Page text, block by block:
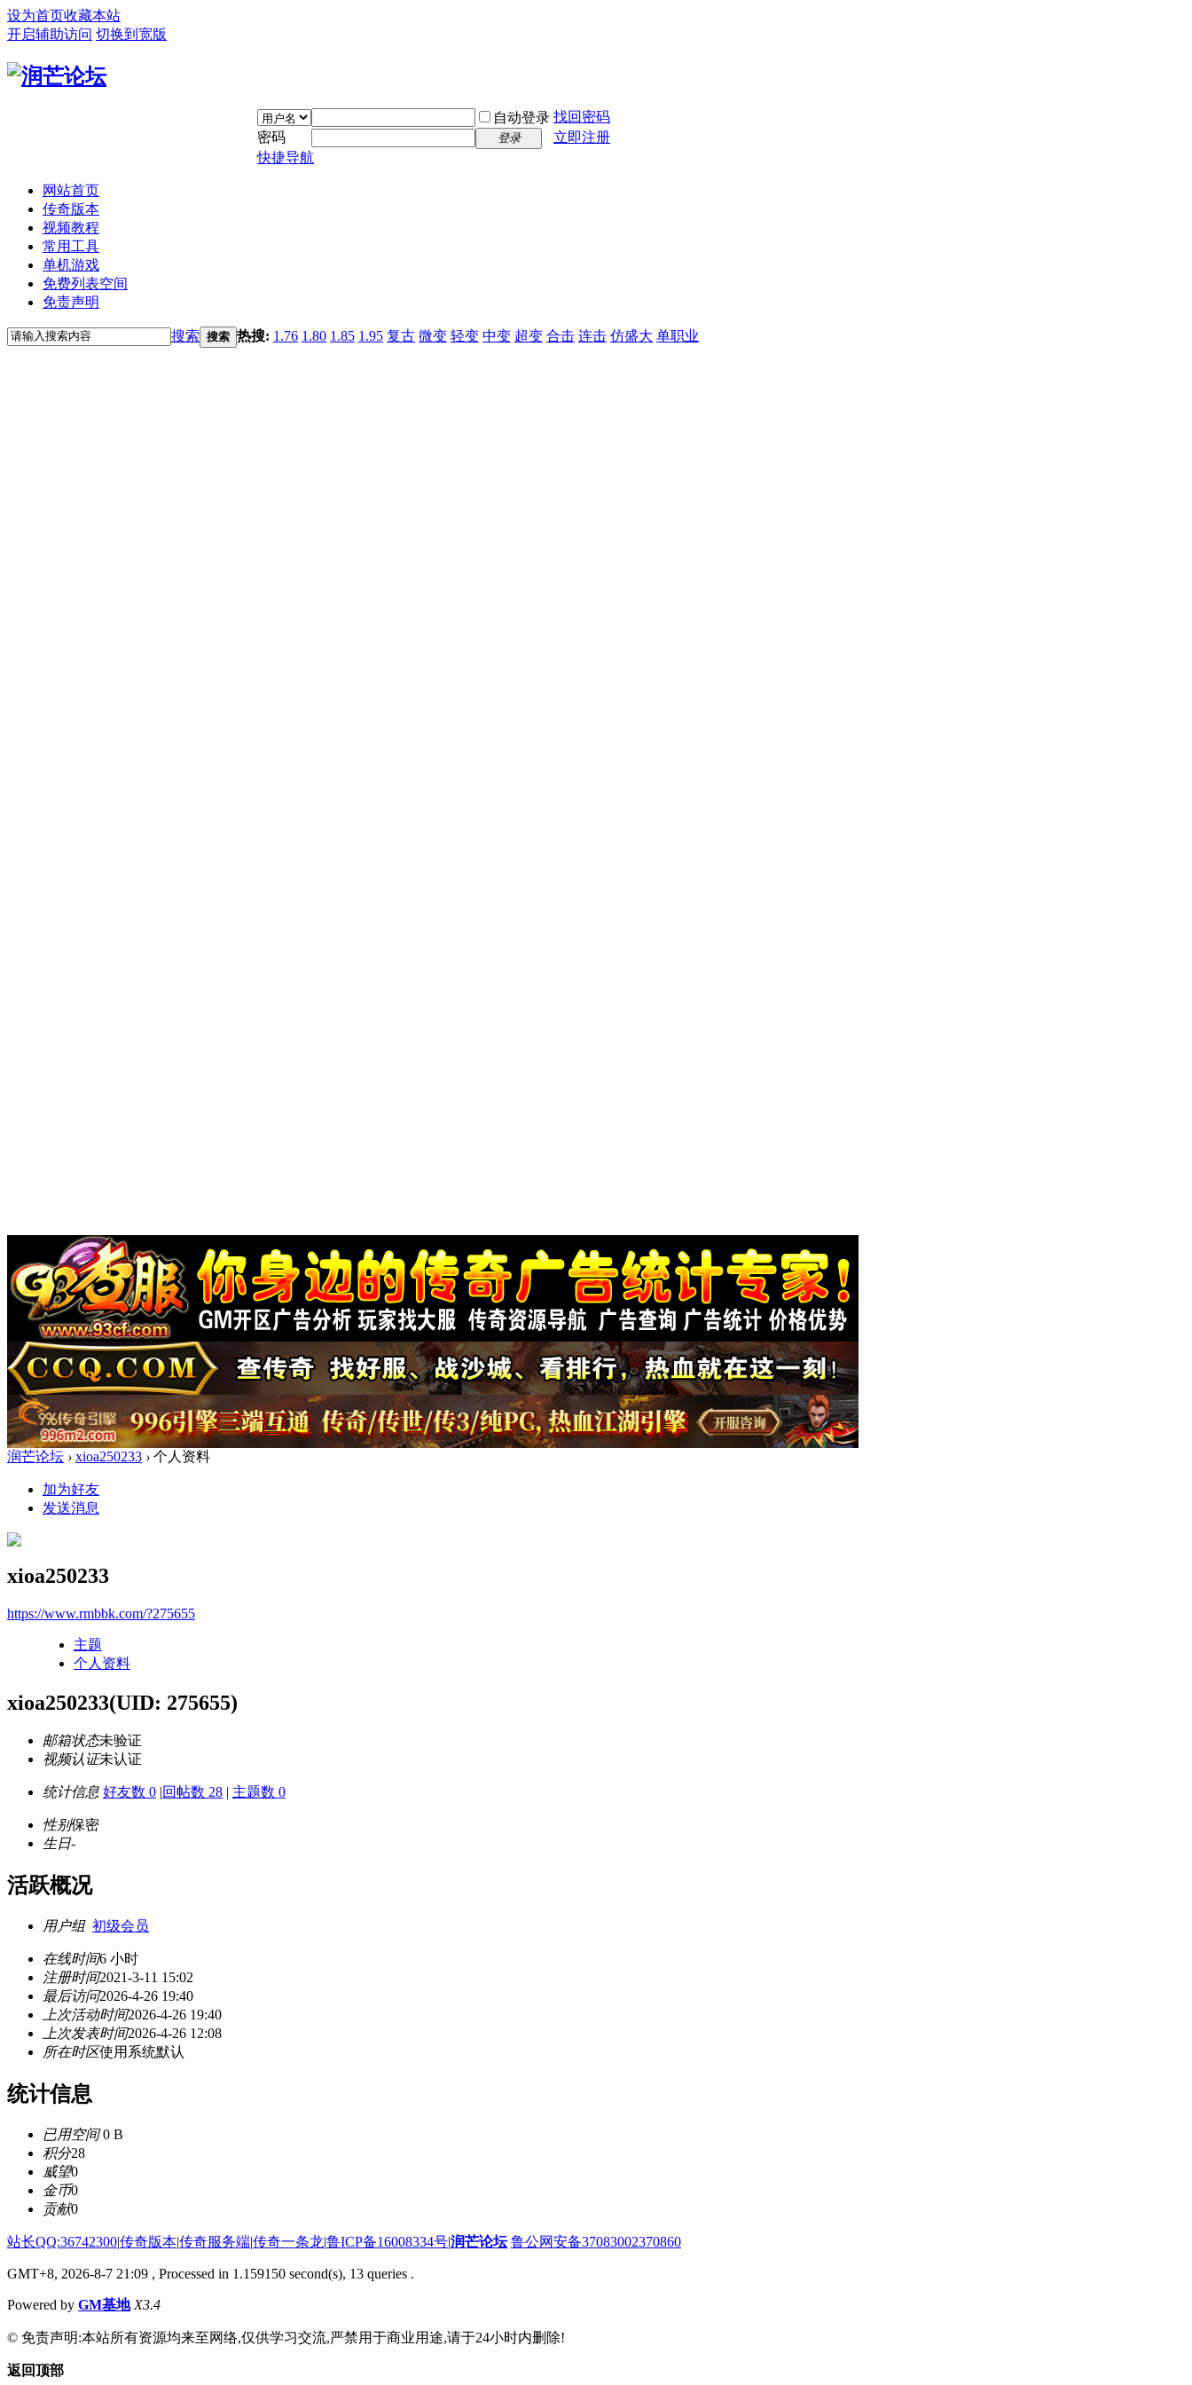
设为首页收藏本站
开启辅助访问 切换到宽版
自动登录 找回密码
密码
登录
立即注册
快捷导航
网站首页
传奇版本
视频教程
常用工具
单机游戏
免费列表空间
免责声明
搜索 搜索 热搜: 1.76 1.80 1.85 1.95 复古 微变 轻变 中变 超变 合击 连击 仿盛大 单职业
润芒论坛 › xioa250233 › 个人资料
加为好友
发送消息
xioa250233
https://www.rmbbk.com/?275655
主题
个人资料
xioa250233(UID: 275655)
邮箱状态未验证
视频认证未认证
统计信息 好友数 0 |回帖数 28 | 主题数 0
性别保密
生日-
活跃概况
用户组 初级会员
在线时间6 小时
注册时间2021-3-11 15:02
最后访问2026-4-26 19:40
上次活动时间2026-4-26 19:40
上次发表时间2026-4-26 12:08
所在时区使用系统默认
统计信息
已用空间0 B
积分28
威望0
金币0
贡献0
站长QQ:36742300|传奇版本|传奇服务端|传奇一条龙|鲁ICP备16008334号|润芒论坛 鲁公网安备37083002370860
GMT+8, 2026-8-7 21:09 , Processed in 1.159150 second(s), 13 queries .
Powered by GM基地 X3.4
© 免责声明:本站所有资源均来至网络,仅供学习交流,严禁用于商业用途,请于24小时内删除!
返回顶部